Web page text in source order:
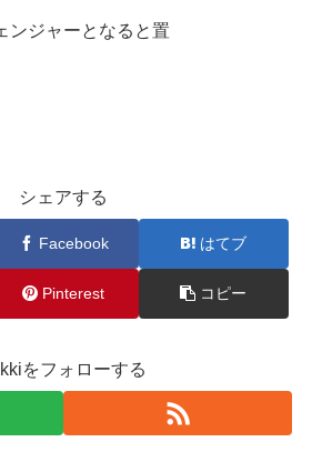
ジャーとなると置
シェアする
Facebook はてブ
Pinterest コピー
をフォローする